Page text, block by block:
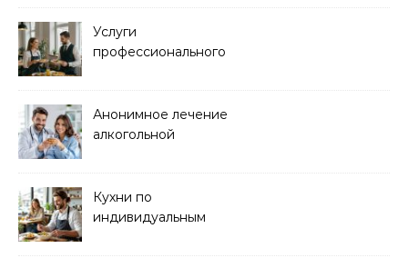
Услуги
профессионального
формата
Анонимное лечение
алкогольной
Кухни по
индивидуальным